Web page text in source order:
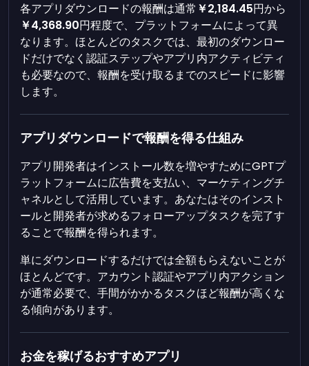
各アプリダウンロードの報酬は通常 ￥2,184.45円から
￥4,368.90円程度で、プラットフォームによって異
なります。ほとんどのタスクでは、最初のダウンロー
ドだけでなく認証ステップやアプリ内アクティビティ
も必要なので、報酬を受け取るまでのスピードに影響
します。
アプリダウンロードで報酬を得る仕組み
アプリ開発者はインストール数を増やすためにGPTプ
ラットフォームに広告費を支払い、マーケティングチ
ャネルとして活用しています。あなたはそのインスト
ールと開発者が求めるフォローアップタスクを完了す
ることで報酬を得られます。
単にダウンロードするだけでは全額もらえないことが
ほとんどです。アカウント認証やアプリ内アクション
が通常必要で、手間がかかるタスクほど報酬が高くな
る傾向があります。
お金を稼げるおすすめアプリ